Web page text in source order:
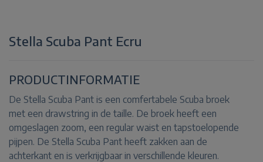
Stella Scuba Pant Ecru
PRODUCTINFORMATIE
De Stella Scuba Pant is een comfertabele Scuba broek
met een drawstring in de taille. De broek heeft een
omgeslagen zoom, een regular waist en tapstoelopende
pijpen. De Stella Scuba Pant heeft zakken aan de
achterkant en is verkrijgbaar in verschillende kleuren.